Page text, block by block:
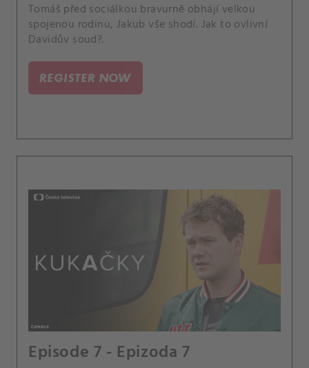
Tomáš před sociálkou bravurně obhájí velkou
spojenou rodinu, Jakub vše shodí. Jak to ovlivní
Davidův soud?.
REGISTER NOW
Episode 7 - Epizoda 7